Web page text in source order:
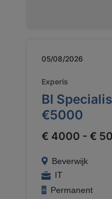
05/08/2026
Experis
BI
€5000
€ 4000 - €
Beverwijk
IT
Permanent